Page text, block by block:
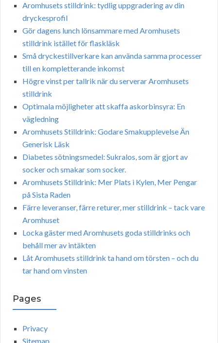
Aromhusets stilldrink: tydlig uppgradering av din
dryckesprofil
Gör dagens lunch lönsammare med Aromhusets
stilldrink istället för flaskläsk
Små dryckestillverkare kan använda samma processer
till en kompletterande inkomst
Högre vinst per tallrik när du serverar Aromhusets
stilldrink
Optimala möjligheter att skaffa askorbinsyra: En
vägledning
Aromhusets Stilldrink: Godare Smakupplevelse Än
Generisk Läsk
Diabetes sötningsmedel: Sukralos, som är gjort av
socker och smakar som socker.
Aromhusets Stilldrink: Mer Plats i Kylen, Mer Pengar
på Sista Raden
Färre leveranser, färre returer, mer stilldrink – tack vare
Aromhuset
Locka gäster med Aromhusets goda stilldrinks och
behåll mer av intäkten
Låt Aromhusets stilldrink ta hand om törsten – och du
tar hand om vinsten
Pages
Privacy
Sitemap